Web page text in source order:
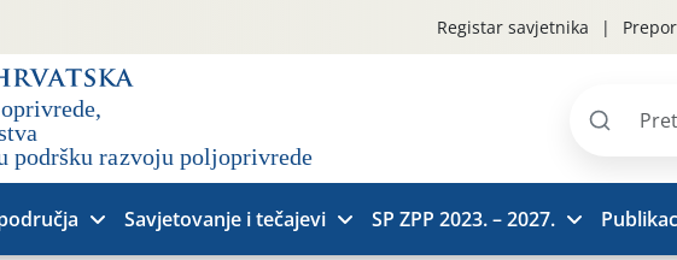
Registar savjetnika
Pretraži
Savjetovanje i tečajevi SP ZPP 2023. – 2027.